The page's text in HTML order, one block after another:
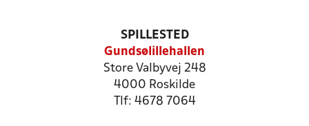
SPILLESTED
Gundsølillehallen
Store Valbyvej 248
4000 Roskilde
Tlf: 4678 7064